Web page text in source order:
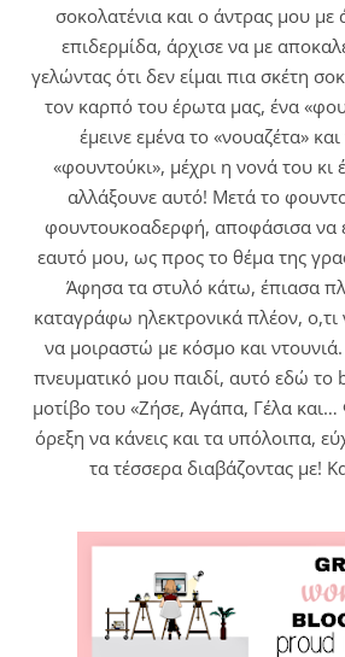
σοκολατένια και ο άντρας μου
επιδερμίδα, άρχισε να με
γελώντας ότι δεν είμαι πια σκέτη
τον καρπό του έρωτα μας, ένα
έμεινε εμένα το «νουαζέτα»
«φουντούκι», μέχρι η νονά του κι
αλλάξουνε αυτό! Μετά το
φουντουκοαδερφή, αποφάσισα να
εαυτό μου, ως προς το θέμα της
Άφησα τα στυλό κάτω, έπιασα
καταγράφω ηλεκτρονικά πλέον,
να μοιραστώ με κόσμο και
πνευματικό μου παιδί, αυτό εδώ το
μοτίβο του «Ζήσε, Αγάπα, Γέλα και…
όρεξη να κάνεις και τα υπόλοιπα,
τα τέσσερα διαβάζοντας με!